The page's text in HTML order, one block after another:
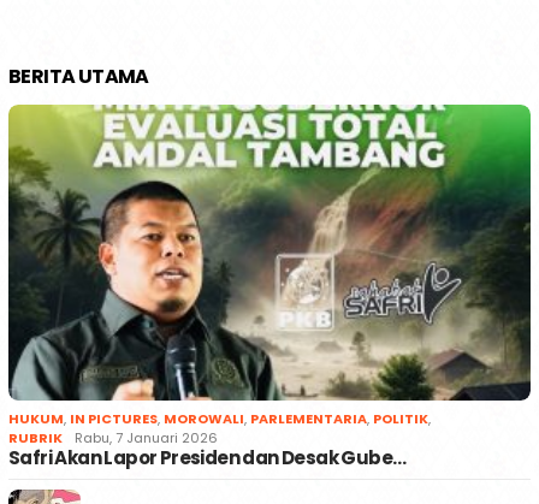
BERITA UTAMA
HUKUM, IN PICTURES, MOROWALI, PARLEMENTARIA, POLITIK,
RUBRIK
Rabu, 7 Januari 2026
Safri Akan Lapor Presiden dan Desak Gube…